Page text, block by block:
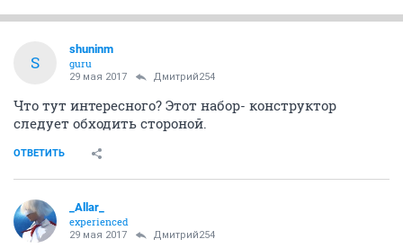
S
shuninm
guru
29 мая 2017 Дмитрий254
Что тут интересного? Этот набор- конструктор
следует обходить стороной.
ОТВЕТИТЬ
_Allar_
experienced
29 мая 2017 Дмитрий254